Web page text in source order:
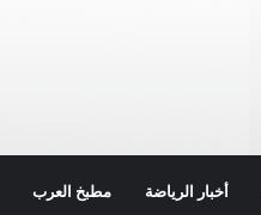
أخبار الرياضة مطبخ العرب